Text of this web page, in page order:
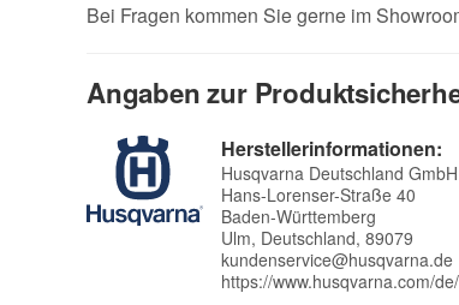
Bei Fragen kommen Sie gerne im
Angaben zur
Herstellerinformationen:
Husqvarna Deutschland GmbH
Hans-Lorenser-Straße 40
Baden-Württemberg
Ulm, Deutschland, 89079
kundenservice@husqvarna.de
https://www.husqvarna.com/de/